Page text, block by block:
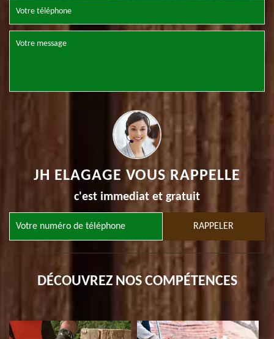
JH ELAGAGE VOUS RAPPELLE
c'est immediat et gratuit
DÉCOUVREZ NOS COMPÉTENCES